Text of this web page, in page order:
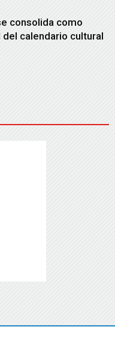
consolida como
calendario cultural